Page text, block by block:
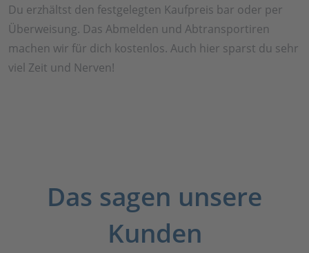
Du erzhältst den festgelegten Kaufpreis bar oder per
Überweisung. Das Abmelden und Abtransportiren
machen wir für dich kostenlos. Auch hier sparst du sehr
viel Zeit und Nerven!
Das sagen unsere
Kunden